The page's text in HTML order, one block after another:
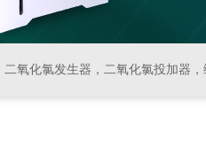
器，二氧化氯投加器，缓释消毒器，加工定做各种